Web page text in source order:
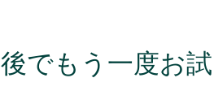
後でもう一度お